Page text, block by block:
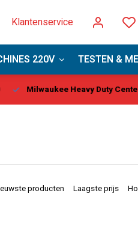
Klantenservice
220V TESTEN &
Center Vandaag besteld,
producten Laagste prijs